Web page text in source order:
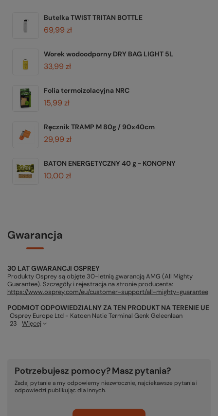
Butelka TWIST TRITAN BOTTLE
69,99 zł
Worek wodoodporny DRY BAG LIGHT 5L
33,99 zł
Folia termoizolacyjna NRC
15,99 zł
Ręcznik TRAMP M 80g / 90x40cm
29,99 zł
BATON ENERGETYCZNY 40 g - KONOPNY
10,00 zł
Gwarancja
30 LAT GWARANCJI OSPREY
Produkty Osprey są objęte 30-letnią gwarancją AMG (All Mighty
Guarantee). Szczegóły i rejestracja na stronie producenta:
https://www.osprey.com/eu/customer-support/all-mighty-guarantee
PODMIOT ODPOWIEDZIALNY ZA TEN PRODUKT NA TERENIE UE
Osprey Europe Ltd - Katoen Natie Terminal Genk Geleenlaan
23
Więcej
Potrzebujesz pomocy? Masz pytania?
Zadaj pytanie a my odpowiemy niezwłocznie, najciekawsze pytania i
odpowiedzi publikując dla innych.